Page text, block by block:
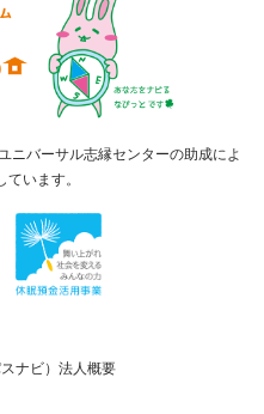
ニバーサル志縁センターの助成によ
います。
ナビ）法人概要